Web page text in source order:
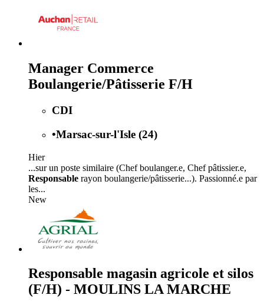
Manager Commerce
Boulangerie/Pâtisserie F/H
CDI
•Marsac-sur-l'Isle (24)
Hier
...sur un poste similaire (Chef boulanger.e, Chef pâtissier.e,
Responsable rayon boulangerie/pâtisserie...). Passionné.e par
les...
New
Responsable magasin agricole et silos
(F/H) - MOULINS LA MARCHE